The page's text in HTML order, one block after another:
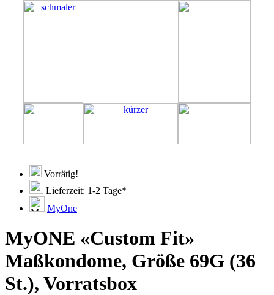
Vorrätig!
Lieferzeit: 1-2 Tage*
MyOne
MyONE «Custom Fit»
Maßkondome, Größe 69G (36
St.), Vorratsbox